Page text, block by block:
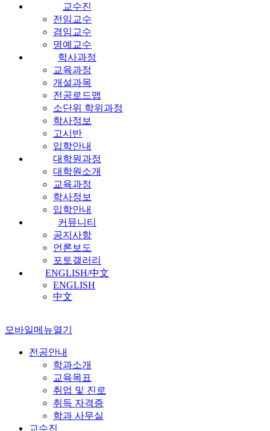
교수진
전임교수
겸임교수
명예교수
학사과정
교육과정
개설과목
전공로드맵
소단위 학위과정
학사정보
고시반
입학안내
대학원과정
대학원소개
교육과정
학사정보
입학안내
커뮤니티
공지사항
언론보도
포토갤러리
ENGLISH/中文
ENGLISH
中文
모바일메뉴열기
전공안내
학과소개
교육목표
취업 및 진로
취득 자격증
학과 사무실
교수진